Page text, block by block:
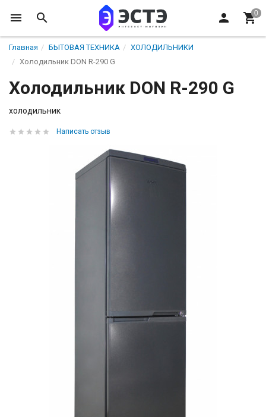
Главная БЫТОВАЯ ТЕХНИКА
ХОЛОДИЛЬНИКИ
Холодильник DON R-290 G
Холодильник DON R-290 G
холодильник
Написать отзыв